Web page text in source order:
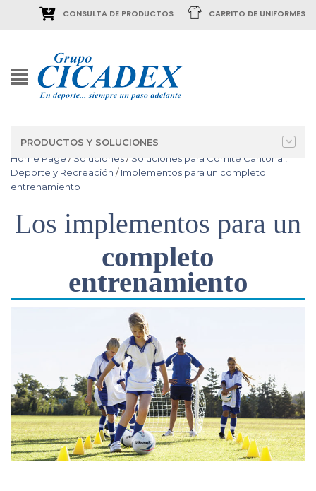
CONSULTA DE PRODUCTOS CARRITO DE UNIFORMES
PRODUCTOS Y SOLUCIONES
Home Page / Soluciones/ Soluciones para Comité Cantonal,
Deporte y Recreación /Implementos para un completo
entrenamiento
Los implementos para un
completo
entrenamiento